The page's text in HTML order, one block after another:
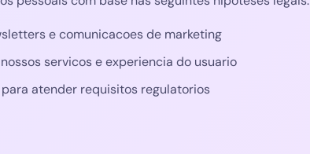
e comunicacoes de marketing
servicos e experiencia do usuario
para atender requisitos regulatorios